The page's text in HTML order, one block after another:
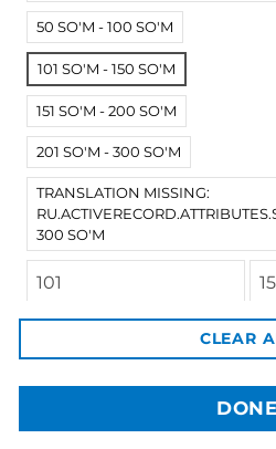
50 SO'M - 100 SO'M
101 SO'M - 150 SO'M
151 SO'M - 200 SO'M
201 SO'M - 300 SO'M
TRANSLATION MISSING:
300 SO'M
CLEAR
DONE
метро Мирзо Улугбек,
Для звонков
Электронная почта:
Powered by